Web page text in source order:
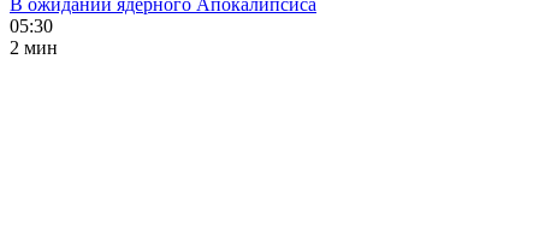
В ожидании ядерного Апокалипсиса
05:30
2 мин